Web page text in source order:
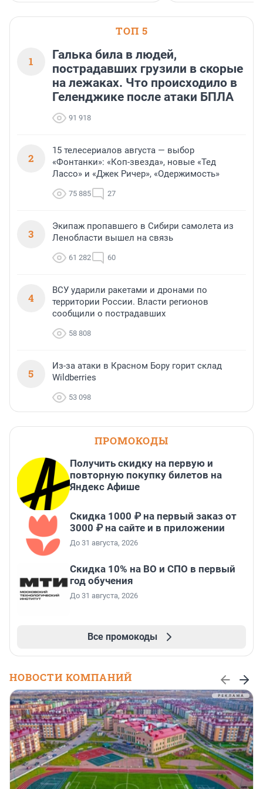
ТОП 5
1
Галька била в людей,
пострадавших грузили в скорые
на лежаках. Что происходило в
Геленджике после атаки БПЛА
91 918
2
15 телесериалов августа — выбор
«Фонтанки»: «Коп-звезда», новые «Тед
Лассо» и «Джек Ричер», «Одержимость»
75 885 27
3
Экипаж пропавшего в Сибири самолета из
Ленобласти вышел на связь
61 282 60
4
ВСУ ударили ракетами и дронами по
территории России. Власти регионов
сообщили о пострадавших
58 808
5
Из-за атаки в Красном Бору горит склад
Wildberries
53 098
ПРОМОКОДЫ
Получить скидку на первую и
повторную покупку билетов на
Яндекс Афише
Скидка 1000 ₽ на первый заказ от
3000 ₽ на сайте и в приложении
До 31 августа, 2026
Скидка 10% на ВО и СПО в первый
год обучения
До 31 августа, 2026
Все промокоды
НОВОСТИ КОМПАНИЙ